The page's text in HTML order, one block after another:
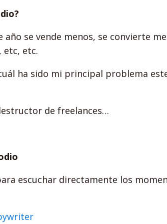
se vende menos, se convierte
etc, etc.
ha sido mi principal problema
de freelances…
escuchar directamente los